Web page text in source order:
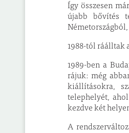
Így összesen
újabb bővítés
1988-tól ráálltak
1989-ben a
rájuk: még
kiállításokra,
telephelyét,
kezdve két
A